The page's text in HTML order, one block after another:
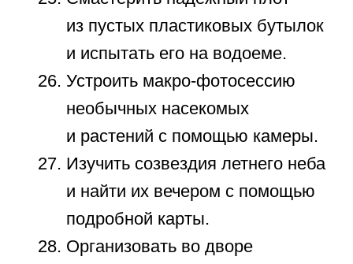
Любой ребенок способен удивлять,
если дать ему такую возможность.
В 9 лет отдых должен быть
разнообразным. Помните, что лето
создано для перезагрузки. Пусть это
лето оставит после себя только
позитивные воспоминания. Такие
совместные занятия формируют
доверие на долгие годы.